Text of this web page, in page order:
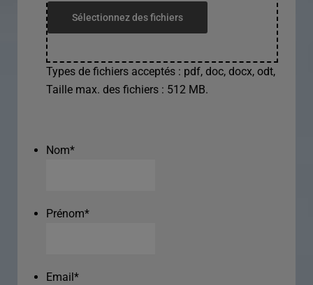
Sélectionnez des fichiers
Types de fichiers acceptés : pdf, doc, docx, odt,
Taille max. des fichiers : 512 MB.
Nom*
Prénom*
Email*